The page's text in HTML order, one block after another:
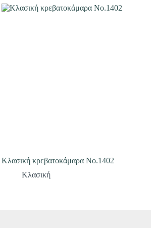
Κλασική κρεβατοκάμαρα Νο.1402
Κλασική